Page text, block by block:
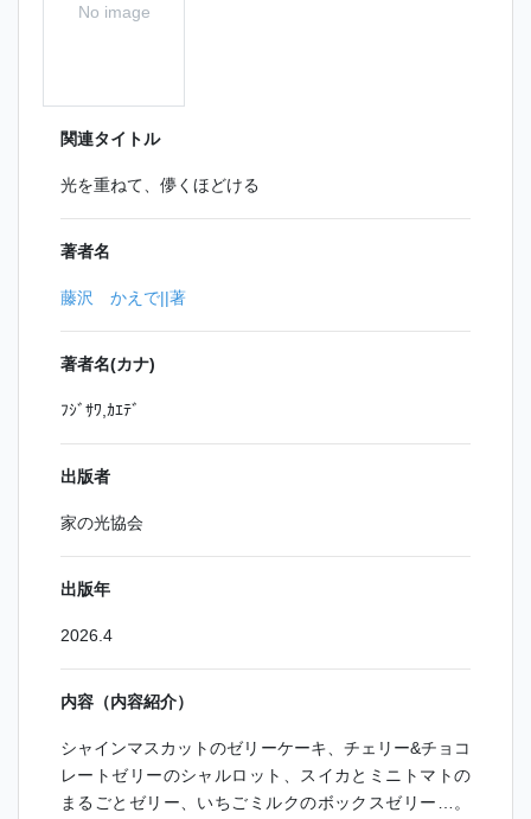
No image
関連タイトル
光を重ねて、儚くほどける
著者名
藤沢 かえで||著
著者名(カナ)
ﾌｼﾞｻﾜ,ｶｴﾃﾞ
出版者
家の光協会
出版年
2026.4
内容（内容紹介）
シャインマスカットのゼリーケーキ、チェリー&チョコ
レートゼリーのシャルロット、スイカとミニトマトの
まるごとゼリー、いちごミルクのボックスゼリー…。